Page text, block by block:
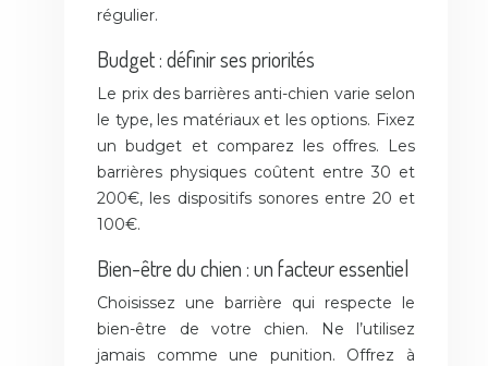
régulier.
Budget : définir ses priorités
Le prix des barrières anti-chien varie selon
le type, les matériaux et les options. Fixez
un budget et comparez les offres. Les
barrières physiques coûtent entre 30 et
200€, les dispositifs sonores entre 20 et
100€.
Bien-être du chien : un facteur essentiel
Choisissez une barrière qui respecte le
bien-être de votre chien. Ne l’utilisez
jamais comme une punition. Offrez à